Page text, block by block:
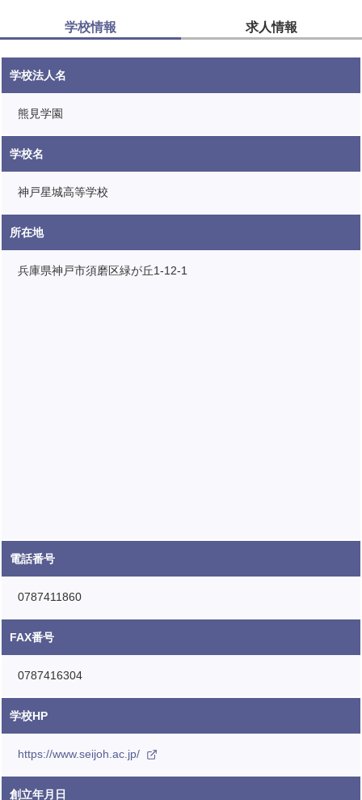
学校情報 求人情報
学校法人名
熊見学園
学校名
神戸星城高等学校
所在地
兵庫県神戸市須磨区緑が丘1-12-1
電話番号
0787411860
FAX番号
0787416304
学校HP
https://www.seijoh.ac.jp/
創立年月日